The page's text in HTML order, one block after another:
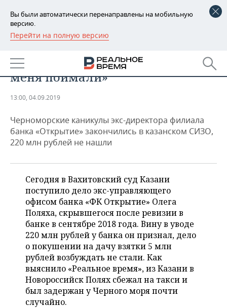
Вы были автоматически перенаправлены на мобильную
версию.
Перейти на полную версию
РЕГИОНЫ
БАШКОРТОСТАН
ТАТАРСТАН
НОВОСТИ
АНАЛИТИКА
ДЕКЛАРАЦИИ О ДОХОДАХ
ВУЗЫ ТАТАРСТАНА
КОМУ ПРИНАДЛЕЖАТ
ТОРГОВЫЕ ЦЕНТРЫ
ТАТАРСТАНА
НОВОСТИ ЭКОНОМИКИ
БАНКИ
БЮДЖЕТ
ИНВЕСТИЦИИ
ПРОМЫШЛЕННОСТЬ
АГРОПРОМ
МАШИНОСТРОЕНИЕ
НЕФТЕХИМИЯ
НЕФТЬ
ОПК
ЭНЕРГЕТИКА
НОВОСТИ НЕДВИЖИМОСТИ
АВТО
НОВОСТИ АВТО
БИЗНЕС
НОВОСТИ БИЗНЕСА
РОЗНИЧНАЯ ТОРГОВЛЯ
ТРАНСПОРТ
УСЛУГИ
ТЕХНОЛОГИИ
НОВОСТИ ТЕХНОЛОГИЙ
МЕДИА
МЕРОПРИЯТИЯ
НОВОСТИ МЕРОПРИЯТИЙ
ВЫЕЗДНАЯ РЕДАКЦИЯ
СПОРТ
НОВОСТИ СПОРТА
ОБЩЕСТВО
Беглый банкир Полях: «Рад, что
меня поймали»
13:00, 04.09.2019
Черноморские каникулы экс-директора филиала
банка «Открытие» закончились в казанском СИЗО,
220 млн рублей не нашли
Сегодня в Вахитовский суд Казани
поступило дело экс-управляющего
офисом банка «ФК Открытие» Олега
Поляха, скрывшегося после ревизии в
банке в сентябре 2018 года. Вину в уводе
220 млн рублей у банка он признал, дело
о покушении на дачу взятки 5 млн
рублей возбуждать не стали. Как
выяснило «Реальное время», из Казани в
Новороссийск Полях сбежал на такси и
был задержан у Черного моря почти
случайно.